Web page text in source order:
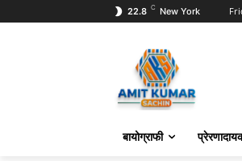
22.8 C New York
बायोग्राफी